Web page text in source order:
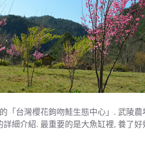
「台灣櫻花鉤吻鮭生態中心」. 武陵
細介紹. 最重要的是大魚缸裡, 養了